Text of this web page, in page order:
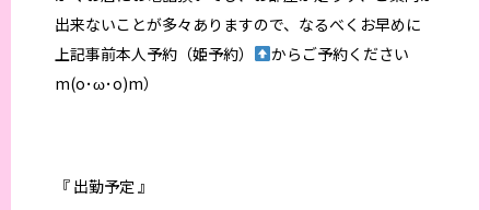
出来ないことが多々ありますので、なるべくお早めに
上記事前本人予約（姫予約）
からご予約ください
m(o･ω･o)m）
『 出勤予定 』